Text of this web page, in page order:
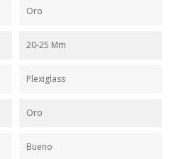
Oro
20-25 Mm
Plexiglass
Oro
Bueno